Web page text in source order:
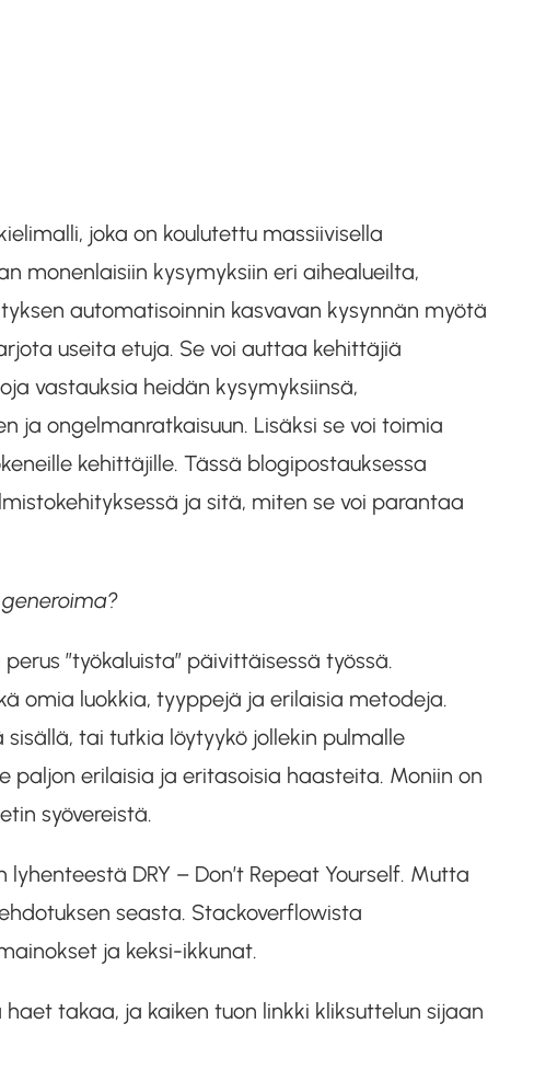
joka on koulutettu massiivisella
monenlaisiin kysymyksiin eri aihealueilta,
automatisoinnin kasvavan kysynnän myötä
useita etuja. Se voi auttaa kehittäjiä
vastauksia heidän kysymyksiinsä,
ja ongelmanratkaisuun. Lisäksi se voi toimia
kehittäjille. Tässä blogipostauksessa
ja sitä, miten se voi parantaa
”työkaluista” päivittäisessä työssä.
omia luokkia, tyyppejä ja erilaisia metodeja.
tai tutkia löytyykö jollekin pulmalle
erilaisia ja eritasoisia haasteita. Moniin on
syövereistä.
DRY – Don’t Repeat Yourself. Mutta
seasta. Stackoverflowista
ja keksi-ikkunat.
takaa, ja kaiken tuon linkki kliksuttelun sijaan